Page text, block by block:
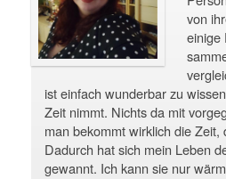
von
einige
ist einfach wunderbar zu
Zeit nimmt. Nichts da mit
man bekommt wirklich die Zeit,
Dadurch hat sich mein Leben
gewannt. Ich kann sie nur